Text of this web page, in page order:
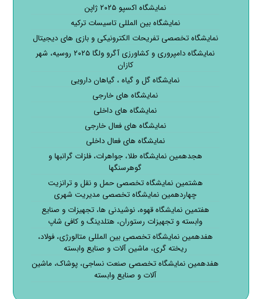
نمایشگاه اکسپو ۲۰۲۵ ژاپن
نمایشگاه بین المللی تاسیسات ترکیه
نمایشگاه تخصصی تفریحات الکترونیکی و بازی های دیجیتال
نمایشگاه دامپروری و کشاورزی آگرو ولگا ۲۰۲۵ روسیه، شهر
کازان
نمایشگاه گل و گیاه ، گیاهان دارویی
نمایشگاه های خارجی
نمایشگاه های داخلی
نمایشگاه های فعال خارجی
نمایشگاه های فعال داخلی
هجدهمین نمایشگاه طلا، جواهرات، فلزات گرانبها و
گوهرسنگها
هشتمین نمایشگاه تخصصی حمل و نقل و ترانزیت
چهاردهمین نمایشگاه تخصصی مدیریت شهری
هفتمین نمایشگاه قهوه، نوشیدنی ها، تجهیزات و صنایع
وابسته و تجهیزات رستوران، هتلدینگ و کافی شاپ
هفدهمین نمایشگاه تخصصی بین المللی متالورژی، فولاد،
ریخته گری، ماشین آلات و صنایع وابسته
هفدهمین نمایشگاه تخصصی صنعت نساجی، پوشاک، ماشین
آلات و صنایع وابسته